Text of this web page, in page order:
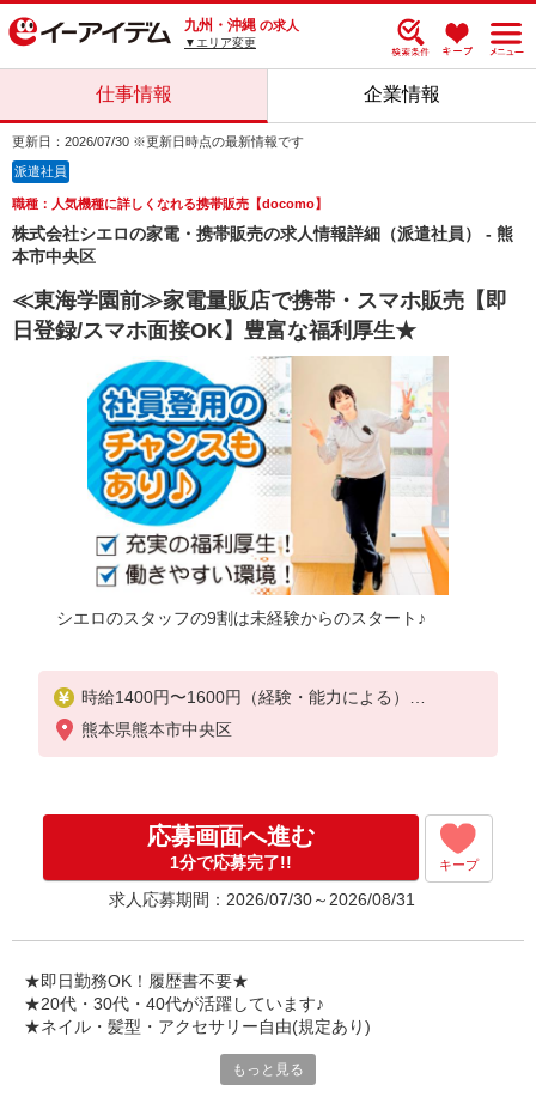
九州・沖縄 の求人
▼エリア変更
仕事情報 企業情報
更新日：2026/07/30 ※更新日時点の最新情報です
派遣社員
職種：人気機種に詳しくなれる携帯販売【docomo】
株式会社シエロの家電・携帯販売の求人情報詳細（派遣社員） - 熊
本市中央区
≪東海学園前≫家電量販店で携帯・スマホ販売【即
日登録/スマホ面接OK】豊富な福利厚生★
シエロのスタッフの9割は未経験からのスタート♪
時給1400円〜1600円（経験・能力による）
※残業代支給
★交通費別途支給（規定あり）
入社祝い金10万円支給(規定有)
お友達を紹介頂くと,
インセンティブ支給(規定有)
゜・。○。・゜+゜・。○。・゜+゜
熊本県熊本市中央区
応募画面へ進む
1分で応募完了!! キープ
求人応募期間：2026/07/30～2026/08/31
★即日勤務OK！履歴書不要★
★20代・30代・40代が活躍しています♪
★ネイル・髪型・アクセサリー自由(規定あり)
シエロのスタッフは9割が未経験スタート。
もっと見る